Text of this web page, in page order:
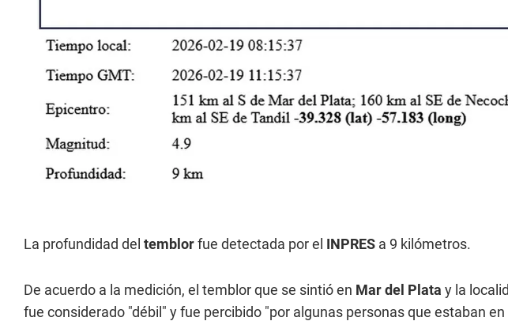
La profundidad del temblorfue detectada por el INPRES a 9 kilómetros.
De acuerdo a la medición, el temblor que se sintió en Mar del Plata y la
fue considerado "débil" y fue percibido "por algunas personas que estaban en